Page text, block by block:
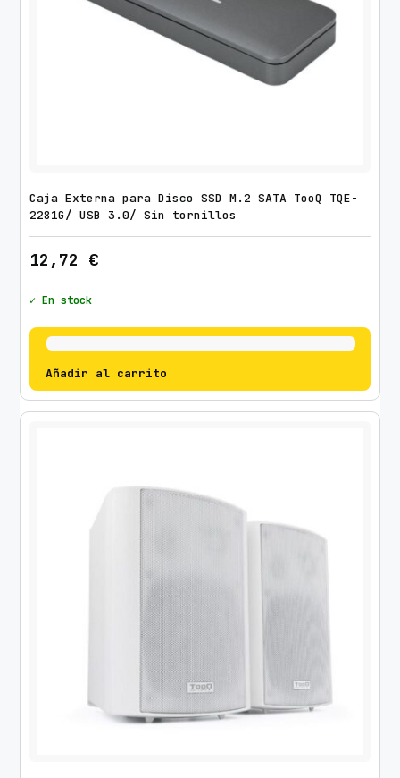
Caja Externa para Disco SSD M.2 SATA TooQ TQE-
2281G/ USB 3.0/ Sin tornillos
12,72 €
✓ En stock
Añadir al carrito